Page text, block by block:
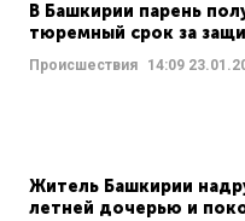
В Башкирии парень
тюремный срок за
Происшествия 14:09
Житель Башкирии
летней дочерью и